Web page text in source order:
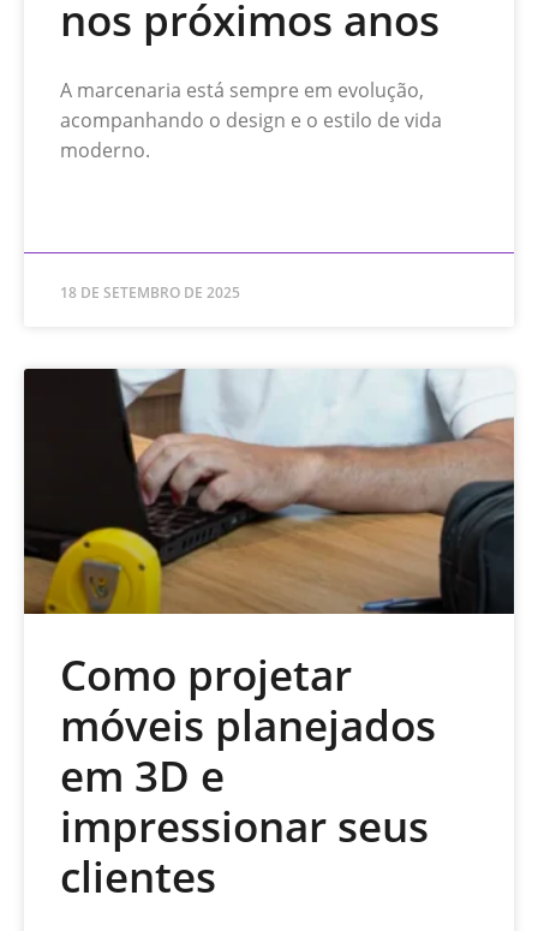
nos próximos anos
A marcenaria está sempre em evolução,
acompanhando o design e o estilo de vida
moderno.
18 DE SETEMBRO DE 2025
Como projetar
móveis planejados
em 3D e
impressionar seus
clientes